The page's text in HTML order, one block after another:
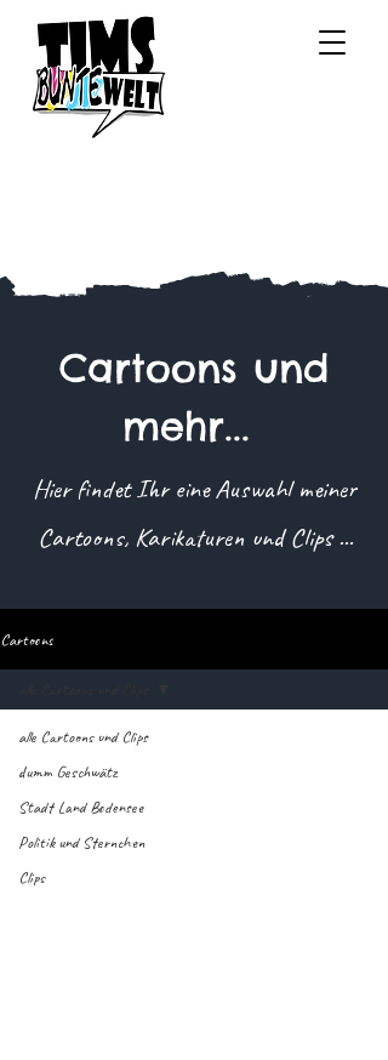
Cartoons und
mehr...
Hier findet Ihr eine Auswahl meiner
Cartoons, Karikaturen und Clips ...
Cartoons
alle Cartoons und Clips
dumm Geschwätz
Stadt Land Bodensee
Politik und Sternchen
Clips